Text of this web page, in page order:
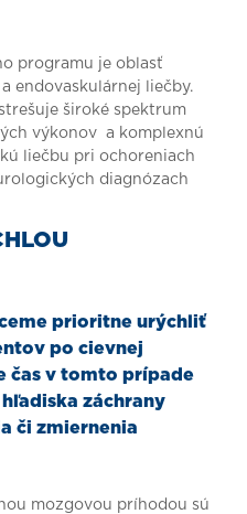
programu je oblasť
endovaskulárnej liečby.
široké spektrum
výkonov a komplexnú
liečbu pri ochoreniach
diagnózach
prioritne urýchliť
po cievnej
čas v tomto prípade
záchrany
či zmiernenia
mozgovou príhodou sú